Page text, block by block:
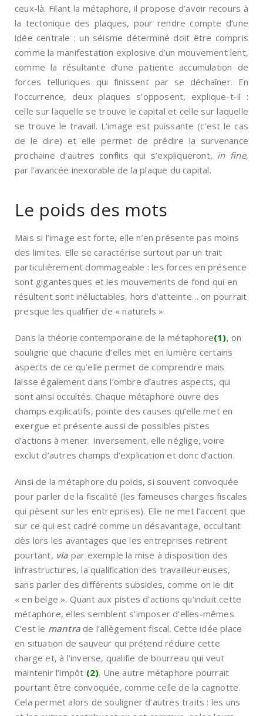
ceux-là. Filant la métaphore, il propose d’avoir recours à
la tectonique des plaques, pour rendre compte d’une
idée centrale : un séisme déterminé doit être compris
comme la manifestation explosive d’un mouvement lent,
comme la résultante d’une patiente accumulation de
forces telluriques qui finissent par se déchaîner. En
l’occurrence, deux plaques s’opposent, explique-t-il :
celle sur laquelle se trouve le capital et celle sur laquelle
se trouve le travail. L’image est puissante (c’est le cas
de le dire) et elle permet de prédire la survenance
prochaine d’autres conflits qui s’expliqueront, in fine,
par l’avancée inexorable de la plaque du capital.
Le poids des mots
Mais si l’image est forte, elle n’en présente pas moins
des limites. Elle se caractérise surtout par un trait
particulièrement dommageable : les forces en présence
sont gigantesques et les mouvements de fond qui en
résultent sont inéluctables, hors d’atteinte… on pourrait
presque les qualifier de « naturels ».
Dans la théorie contemporaine de la métaphore(1), on
souligne que chacune d’elles met en lumière certains
aspects de ce qu’elle permet de comprendre mais
laisse également dans l’ombre d’autres aspects, qui
sont ainsi occultés. Chaque métaphore ouvre des
champs explicatifs, pointe des causes qu’elle met en
exergue et présente aussi de possibles pistes
d’actions à mener. Inversement, elle néglige, voire
exclut d’autres champs d’explication et donc d’action.
Ainsi de la métaphore du poids, si souvent convoquée
pour parler de la fiscalité (les fameuses charges fiscales
qui pèsent sur les entreprises). Elle ne met l’accent que
sur ce qui est cadré comme un désavantage, occultant
dès lors les avantages que les entreprises retirent
pourtant, via par exemple la mise à disposition des
infrastructures, la qualification des travailleur·euses,
sans parler des différents subsides, comme on le dit
« en belge ». Quant aux pistes d’actions qu’induit cette
métaphore, elles semblent s’imposer d’elles-mêmes.
C’est le mantra de l’allègement fiscal. Cette idée place
en situation de sauveur qui prétend réduire cette
charge et, à l’inverse, qualifie de bourreau qui veut
maintenir l’impôt (2). Une autre métaphore pourrait
pourtant être convoquée, comme celle de la cagnotte.
Cela permet alors de souligner d’autres traits : les uns